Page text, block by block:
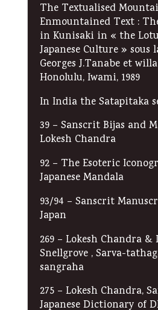
The Textualised
Enmountained Text :
in Kunisaki in « the
Japanese Culture »
Georges J.Tanabe et
Honolulu, Iwami, 1989
In India the Satapitaka
39 – Sanscrit Bijas and
Lokesh Chandra
92 – The Esoteric
Japanese Mandala
93/94 – Sanscrit
Japan
269 – Lokesh Chandra &
Snellgrove , Sarva-
sangraha
275 – Lokesh Chandra,
Japanese Dictionary of